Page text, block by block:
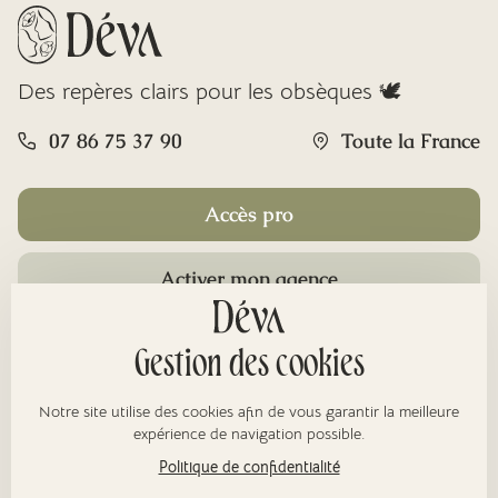
Des repères clairs pour les obsèques 🕊️
07 86 75 37 90 Toute la France
Accès pro
Activer mon agence
Gestion des cookies
Notre site utilise des cookies afin de vous garantir la meilleure
expérience de navigation possible.
Politique de confidentialité